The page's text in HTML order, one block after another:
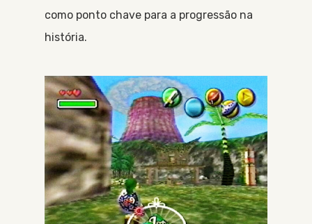
como ponto chave para a progressão na
história.